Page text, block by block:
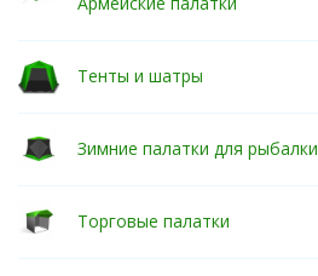
Тенты и шатры
Зимние палатки для рыбалки
Торговые палатки